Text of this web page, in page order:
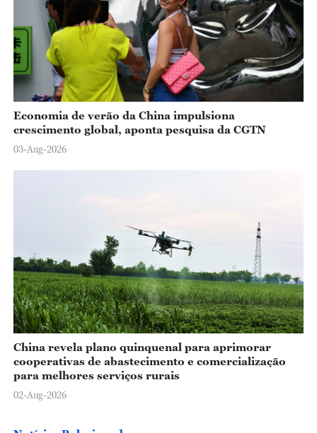
Economia de verão da China impulsiona
crescimento global, aponta pesquisa da CGTN
03-Aug-2026
China revela plano quinquenal para aprimorar
cooperativas de abastecimento e comercialização
para melhores serviços rurais
02-Aug-2026